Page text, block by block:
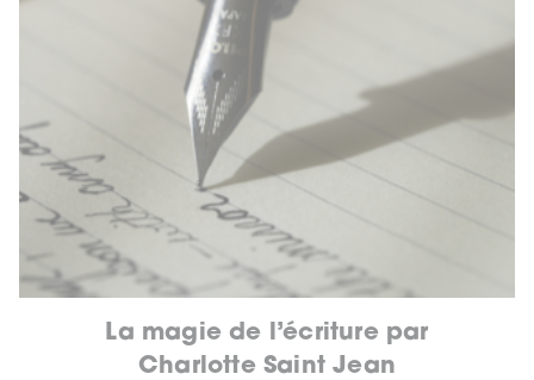
La magie de l’écriture par
Charlotte Saint Jean